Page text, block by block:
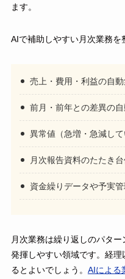
ます。
AIで補助しやすい月次業務を
売上・費用・利益の自
前月・前年との差異の自
異常値（急増・急減し
月次報告資料のたたき
資金繰りデータや予実
月次業務は繰り返しのパタ
発揮しやすい領域です。経
るとよいでしょう。 AIによる